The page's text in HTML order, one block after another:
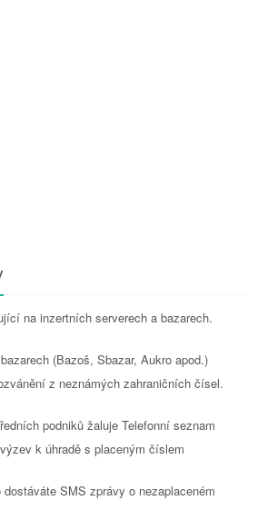
na inzertních serverech a bazarech.
(Bazoš, Sbazar, Aukro apod.)
z neznámých zahraničních čísel.
podniků žaluje Telefonní seznam
k úhradě s placeným číslem
SMS zprávy o nezaplaceném